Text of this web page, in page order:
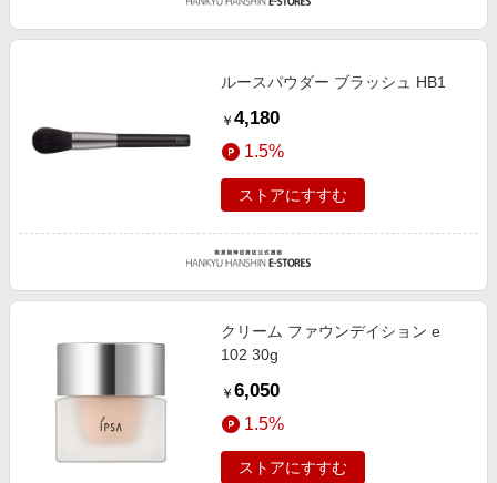
ルースパウダー ブラッシュ HB1
￥ 4,180
1.5%
ストアにすすむ
クリーム ファウンデイション e
102 30g
￥ 6,050
1.5%
ストアにすすむ